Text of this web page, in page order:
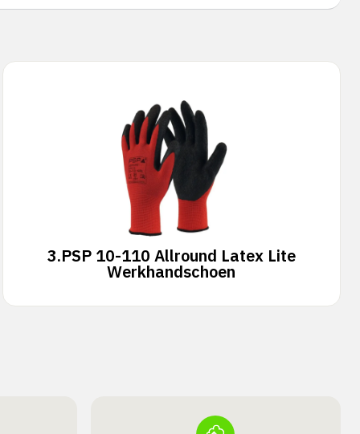
3.PSP 10-110 Allround Latex Lite
Werkhandschoen